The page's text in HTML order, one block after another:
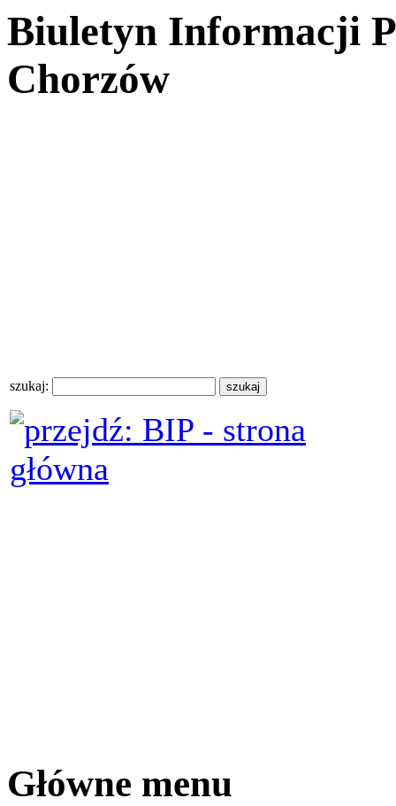
Biuletyn Informacji
Chorzów
szukaj:
Główne menu